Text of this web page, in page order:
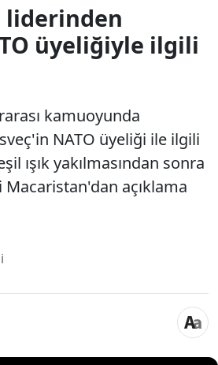
liderinden
üyeliğiyle ilgili
kamuoyunda
NATO üyeliği ile ilgili
ışık yakılmasından sonra
açıklama